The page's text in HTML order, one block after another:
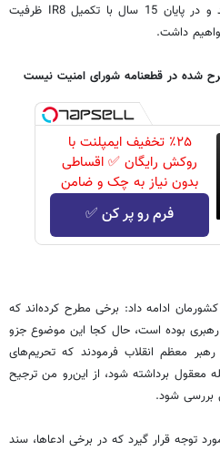
هزار سو یک نیروگاه را تامین می‌کند و در پایان 15 سال با تکمیل IR8 ظرفیت
شده در قطعنامه شورای امنیت نیست
٪۲۵ تخفیف ایمپلنت با
روکش رایگان ✅ اقساطی
بدون نیاز به چک و ضامن
فرم رو پر کن ✅
ادامه داد: برخی مطرح کرده‌اند که
بوده است،‌ حال کجا این موضوع جزو
معظم انقلاب فرمودند که تحریم‌های
معقول برداشته شود، از این‌رو من ترجیح
بررسی شود.
توجه قرار گیرد که در برخی ادعاها، سند